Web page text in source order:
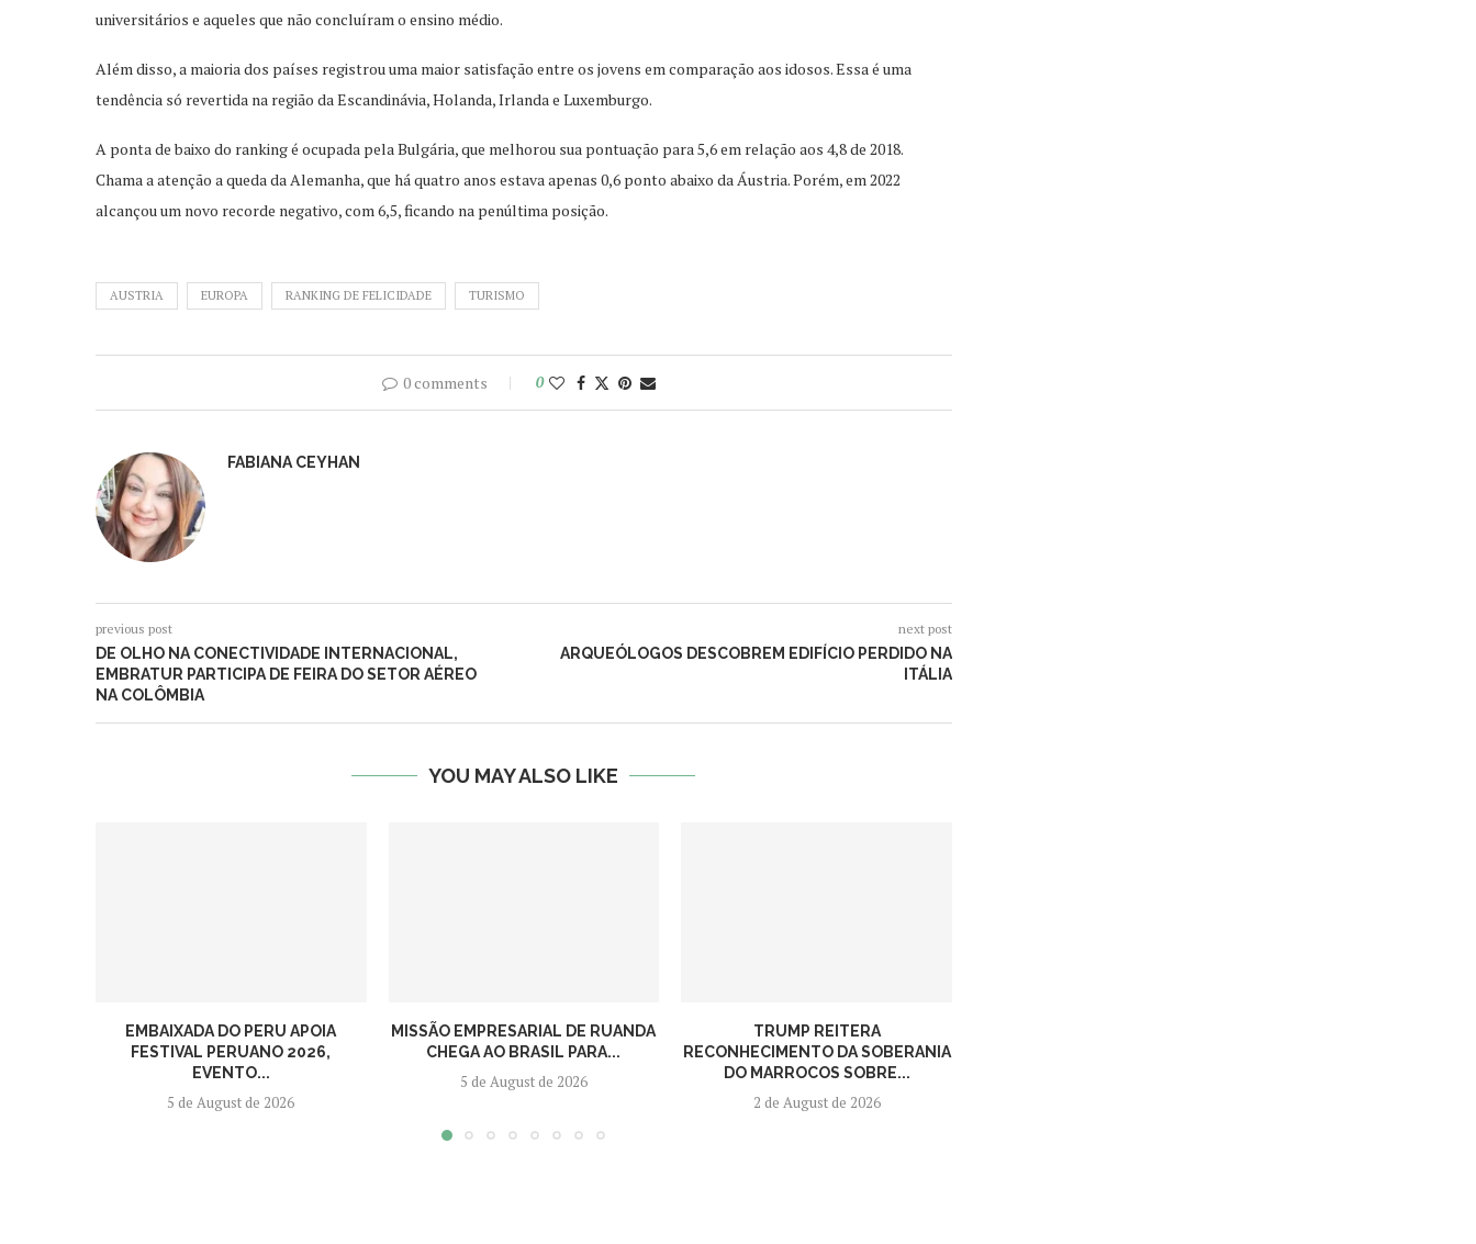
universitários e aqueles que não concluíram o ensino médio.
Além disso, a maioria dos países registrou uma maior satisfação entre os jovens em comparação aos idosos. Essa é uma
tendência só revertida na região da Escandinávia, Holanda, Irlanda e Luxemburgo.
A ponta de baixo do ranking é ocupada pela Bulgária, que melhorou sua pontuação para 5,6 em relação aos 4,8 de 2018.
Chama a atenção a queda da Alemanha, que há quatro anos estava apenas 0,6 ponto abaixo da Áustria. Porém, em 2022
alcançou um novo recorde negativo, com 6,5, ficando na penúltima posição.
AUSTRIA EUROPA RANKING DE FELICIDADE TURISMO
0 comments 0
FABIANA CEYHAN
previous post
DE OLHO NA CONECTIVIDADE INTERNACIONAL,
EMBRATUR PARTICIPA DE FEIRA DO SETOR AÉREO
NA COLÔMBIA
next post
ARQUEÓLOGOS DESCOBREM EDIFÍCIO PERDIDO NA
ITÁLIA
YOU MAY ALSO LIKE
EMBAIXADA DO PERU APOIA
FESTIVAL PERUANO 2026,
EVENTO...
5 de August de 2026
MISSÃO EMPRESARIAL DE RUANDA
CHEGA AO BRASIL PARA...
5 de August de 2026
TRUMP REITERA
RECONHECIMENTO DA SOBERANIA
DO MARROCOS SOBRE...
2 de August de 2026